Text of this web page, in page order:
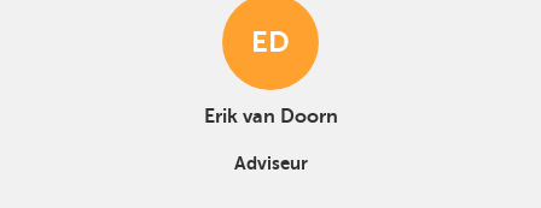
ED
Erik van Doorn
Adviseur